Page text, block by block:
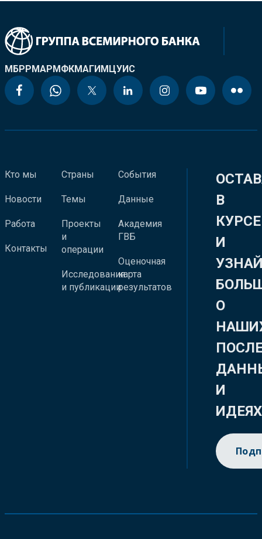
МБРРМАРМФКМАГИМЦУИС
Кто мы
Новости
Работа
Контакты
Страны
Темы
Проекты
и
операции
Исследования
и публикации
События
Данные
Академия
ГВБ
Оценочная
карта
результатов
В
КУРСЕ
И
О
И
ИДЕЯХ